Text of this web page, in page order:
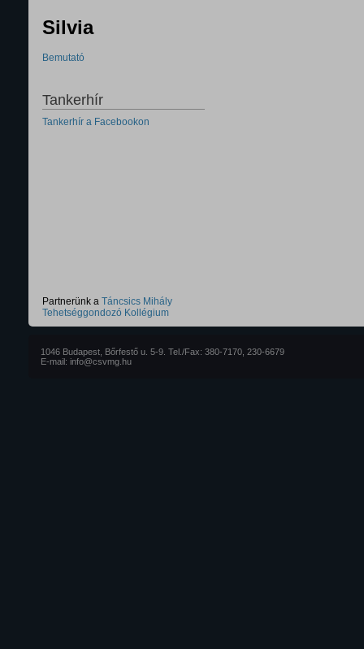
Silvia
Bemutató
Tankerhír
Tankerhír a Facebookon
Partnerünk a Táncsics Mihály
Tehetséggondozó Kollégium
1046 Budapest, Bőrfestő u. 5-9. Tel./Fax: 380-7170, 230-6679
E-mail: info@csvmg.hu